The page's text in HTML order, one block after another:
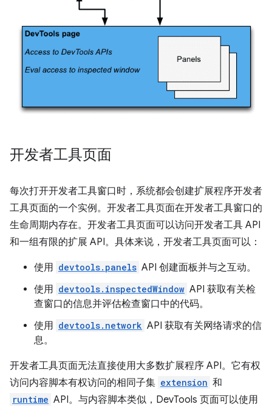
开发者工具页面
每次打开开发者工具窗口时，系统都会创建扩展程序开发者
工具页面的一个实例。开发者工具页面在开发者工具窗口的
生命周期内存在。开发者工具页面可以访问开发者工具 API
和一组有限的扩展 API。具体来说，开发者工具页面可以：
使用 devtools.panels API 创建面板并与之互动。
使用 devtools.inspectedWindow API 获取有关检
查窗口的信息并评估检查窗口中的代码。
使用 devtools.network API 获取有关网络请求的信
息。
开发者工具页面无法直接使用大多数扩展程序 API。它有权
访问内容脚本有权访问的相同子集 extension 和
runtime API。与内容脚本类似，DevTools 页面可以使用